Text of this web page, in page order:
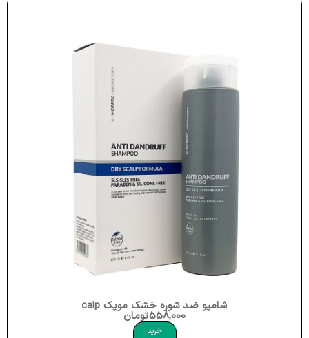
شامپو ضد شوره خشک موپک Moppek Anti Dandruff Dry Scalp
558,000تومان
خرید